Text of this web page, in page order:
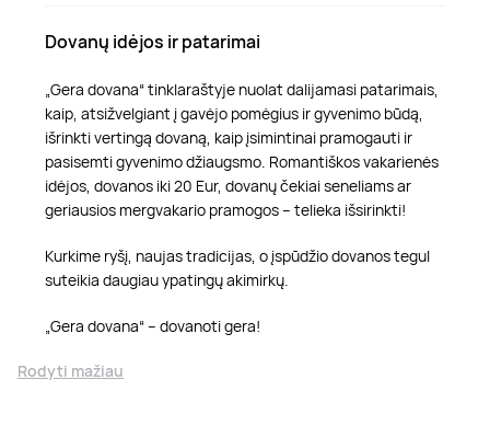
Dovanų idėjos ir patarimai
„Gera dovana“ tinklaraštyje nuolat dalijamasi patarimais,
kaip, atsižvelgiant į gavėjo pomėgius ir gyvenimo būdą,
išrinkti vertingą dovaną, kaip įsimintinai pramogauti ir
pasisemti gyvenimo džiaugsmo. Romantiškos vakarienės
idėjos, dovanos iki 20 Eur, dovanų čekiai seneliams ar
geriausios mergvakario pramogos – telieka išsirinkti!
Kurkime ryšį, naujas tradicijas, o įspūdžio dovanos tegul
suteikia daugiau ypatingų akimirkų.
„Gera dovana“ – dovanoti gera!
Rodyti mažiau